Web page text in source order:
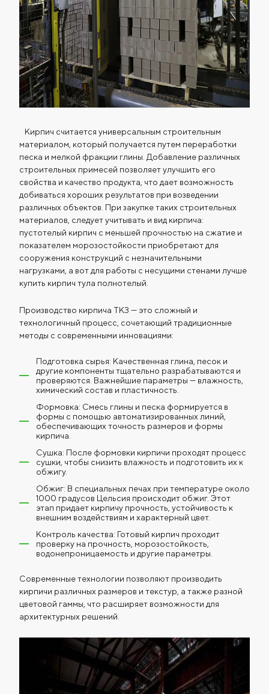
Кирпич считается универсальным строительным
материалом, который получается путем переработки
песка и мелкой фракции глины. Добавление различных
строительных примесей позволяет улучшить его
свойства и качество продукта, что дает возможность
добиваться хороших результатов при возведении
различных объектов. При закупке таких строительных
материалов, следует учитывать и вид кирпича:
пустотелый кирпич с меньшей прочностью на сжатие и
показателем морозостойкости приобретают для
сооружения конструкций с незначительными
нагрузками, а вот для работы с несущими стенами лучше
купить кирпич тула полнотелый.
Производство кирпича ТКЗ — это сложный и
технологичный процесс, сочетающий традиционные
методы с современными инновациями:
Подготовка сырья: Качественная глина, песок и
другие компоненты тщательно разрабатываются и
проверяются. Важнейшие параметры — влажность,
химический состав и пластичность.
Формовка: Смесь глины и песка формируется в
формы с помощью автоматизированных линий,
обеспечивающих точность размеров и формы
кирпича.
Сушка: После формовки кирпичи проходят процесс
сушки, чтобы снизить влажность и подготовить их к
обжигу.
Обжиг: В специальных печах при температуре около
1000 градусов Цельсия происходит обжиг. Этот
этап придает кирпичу прочность, устойчивость к
внешним воздействиям и характерный цвет.
Контроль качества: Готовый кирпич проходит
проверку на прочность, морозостойкость,
водонепроницаемость и другие параметры.
Современные технологии позволяют производить
кирпичи различных размеров и текстур, а также разной
цветовой гаммы, что расширяет возможности для
архитектурных решений.